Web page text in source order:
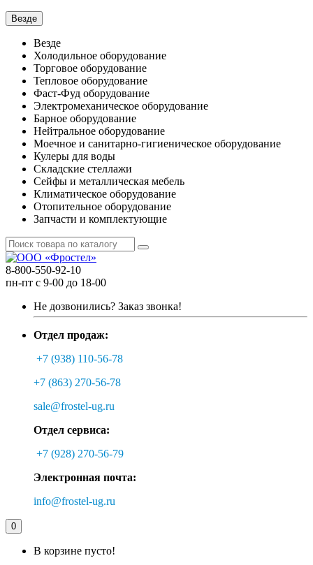
Везде
Везде
Холодильное оборудование
Торговое оборудование
Тепловое оборудование
Фаст-Фуд оборудование
Электромеханическое оборудование
Барное оборудование
Нейтральное оборудование
Моечное и санитарно-гигиеническое оборудование
Кулеры для воды
Складские стеллажи
Сейфы и металлическая мебель
Климатическое оборудование
Отопительное оборудование
Запчасти и комплектующие
8-800-550-92-10
пн-пт с 9-00 до 18-00
Не дозвонились? Заказ звонка!
Отдел продаж:
+7 (938) 110-56-78
+7 (863) 270-56-78
sale@frostel-ug.ru
Отдел сервиса:
+7 (928) 270-56-79
Электронная почта:
info@frostel-ug.ru
0
В корзине пусто!